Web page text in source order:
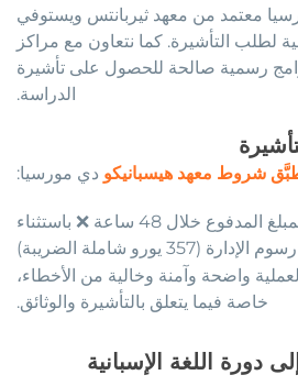
معتمد من معهد ثيربانتس ويستوفي
لطلب التأشيرة. كما نتعاون مع مراكز
رسمية صالحة للحصول على تأشيرة
الدراسة.
شروط معهد هيسبانيكو دي مورسيا:
✔ استرجاع 100٪ من المبلغ المدفوع خلال 48 ساعة ❌ باستثناء
رسوم الإدارة (357 يورو شاملة الضريبة)
واضحة وآمنة وخالية من الأخطاء،
خاصة فيما يتعلق بالتأشيرة والوثائق.
دورة اللغة الإسبانية